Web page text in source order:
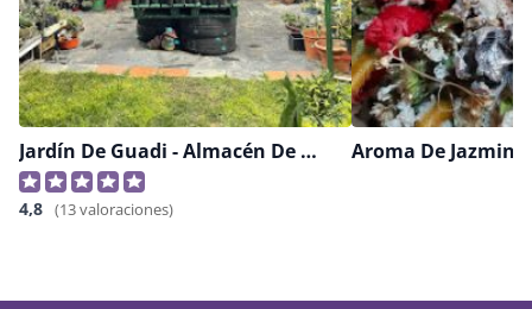
Jardín De Guadi - Almacén De Plantas
4,8 (13 valoraciones)
Aroma De Jazmin